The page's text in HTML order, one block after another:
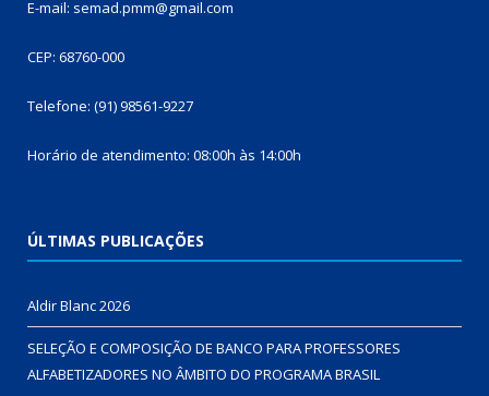
E-mail: semad.pmm@gmail.com
CEP: 68760-000
Telefone: (91) 98561-9227
Horário de atendimento: 08:00h às 14:00h
ÚLTIMAS PUBLICAÇÕES
Aldir Blanc 2026
SELEÇÃO E COMPOSIÇÃO DE BANCO PARA PROFESSORES
ALFABETIZADORES NO ÂMBITO DO PROGRAMA BRASIL